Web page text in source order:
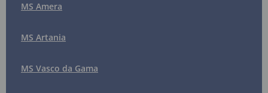
MS Amera
MS Artania
MS Vasco da Gama